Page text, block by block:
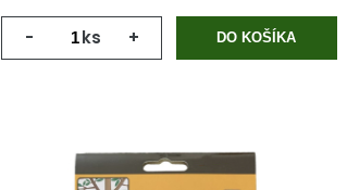
- ks + DO KOŠÍKA